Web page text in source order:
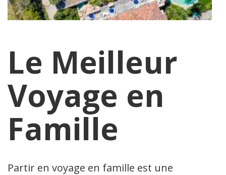
Le Meilleur
Voyage en
Famille
Partir en voyage en famille est une